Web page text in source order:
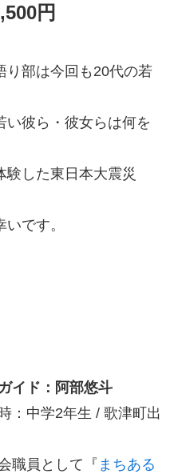
円
り部は今回も20代の若
い彼ら・彼女らは何を
験した東日本大震災
です。
イド：阿部悠斗
：中学2年生 / 歌津町出
職員として『 まちある